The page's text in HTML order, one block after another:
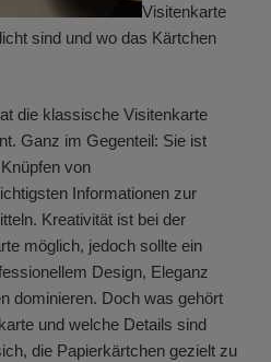
Visitenkarte
sind und wo das Kärtchen
die klassische Visitenkarte
Ganz im Gegenteil: Sie ist
von
Informationen zur
Kreativität ist bei der
möglich, jedoch sollte ein
Design, Eleganz
dominieren. Doch was gehört
und welche Details sind
die Papierkärtchen gezielt zu